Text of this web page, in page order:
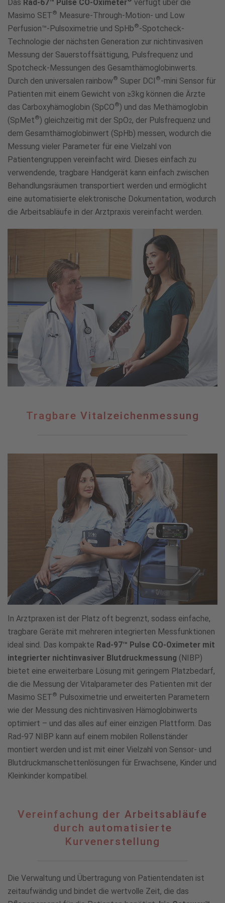
Das Rad-67™ Pulse CO-Oximeter
verfügt über die
Masimo SET® Measure-Through-Motion- und Low
Perfusion™-Pulsoximetrie und SpHb®-Spotcheck-
Technologie der nächsten Generation zur nichtinvasiven
Messung der Sauerstoffsättigung, Pulsfrequenz und
Spotcheck-Messungen des Gesamthämoglobinwerts.
Durch den universalen rainbow® Super DCI ®-mini Sensor für
Patienten mit einem Gewicht von ≥3kg können die Ärzte
das Carboxyhämoglobin (SpCO®) und das Methämoglobin
(SpMet®) gleichzeitig mit der SpO2, der Pulsfrequenz und
dem Gesamthämoglobinwert (SpHb) messen, wodurch die
Messung vieler Parameter für eine Vielzahl von
Patientengruppen vereinfacht wird. Dieses einfach zu
verwendende, tragbare Handgerät kann einfach zwischen
Behandlungsräumen transportiert werden und ermöglicht
eine automatisierte elektronische Dokumentation, wodurch
die Arbeitsabläufe in der Arztpraxis vereinfacht werden.
Tragbare
Vitalzeichenmessung
Tragbare Vitalzeichenmessung
In Arztpraxen ist der Platz oft begrenzt, sodass einfache,
tragbare Geräte mit mehreren integrierten Messfunktionen
ideal sind. Das kompakte Rad-97™ Pulse CO-Oximeter mit
integrierter nichtinvasiver Blutdruckmessung (NIBP)
bietet eine erweiterbare Lösung mit geringem Platzbedarf,
die die Messung der Vitalparameter des Patienten mit der
Masimo SET®
Pulsoximetrie und erweiterten Parametern
wie der Messung des nichtinvasiven Hämoglobinwerts
optimiert – und das alles auf einer einzigen Plattform. Das
Rad-97 NIBP kann auf einem mobilen Rollenständer
montiert werden und ist mit einer Vielzahl von Sensor- und
Blutdruckmanschettenlösungen für Erwachsene, Kinder und
Kleinkinder kompatibel.
Vereinfachung
Arbeitsabläufe
Vereinfachung der Arbeitsabläufe
durch automatisierte
Kurvenerstellung
Die Verwaltung und Übertragung von Patientendaten ist
zeitaufwändig und bindet die wertvolle Zeit, die das